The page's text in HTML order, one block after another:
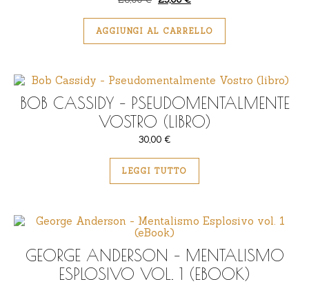
AGGIUNGI AL CARRELLO
BOB CASSIDY – PSEUDOMENTALMENTE
VOSTRO (LIBRO)
30,00 €
LEGGI TUTTO
GEORGE ANDERSON – MENTALISMO
ESPLOSIVO VOL. 1 (EBOOK)